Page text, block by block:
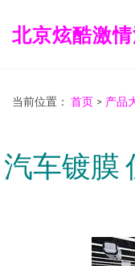
北京炫酷激
当前位置： 首页 > 产品
汽车镀膜